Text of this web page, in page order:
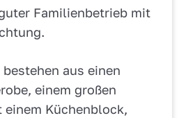
Familienbetrieb mit
aus einen
einem großen
einem Küchenblock,